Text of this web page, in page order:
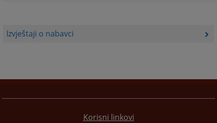
Izvještaji o nabavci
Korisni linkovi